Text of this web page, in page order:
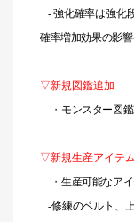
-強化確率は強化
確率増加効果の影響
▽新規図鑑追加
・ モンスター図
▽新規生産アイテ
・ 生産可能なアイ
-修練のベルト、